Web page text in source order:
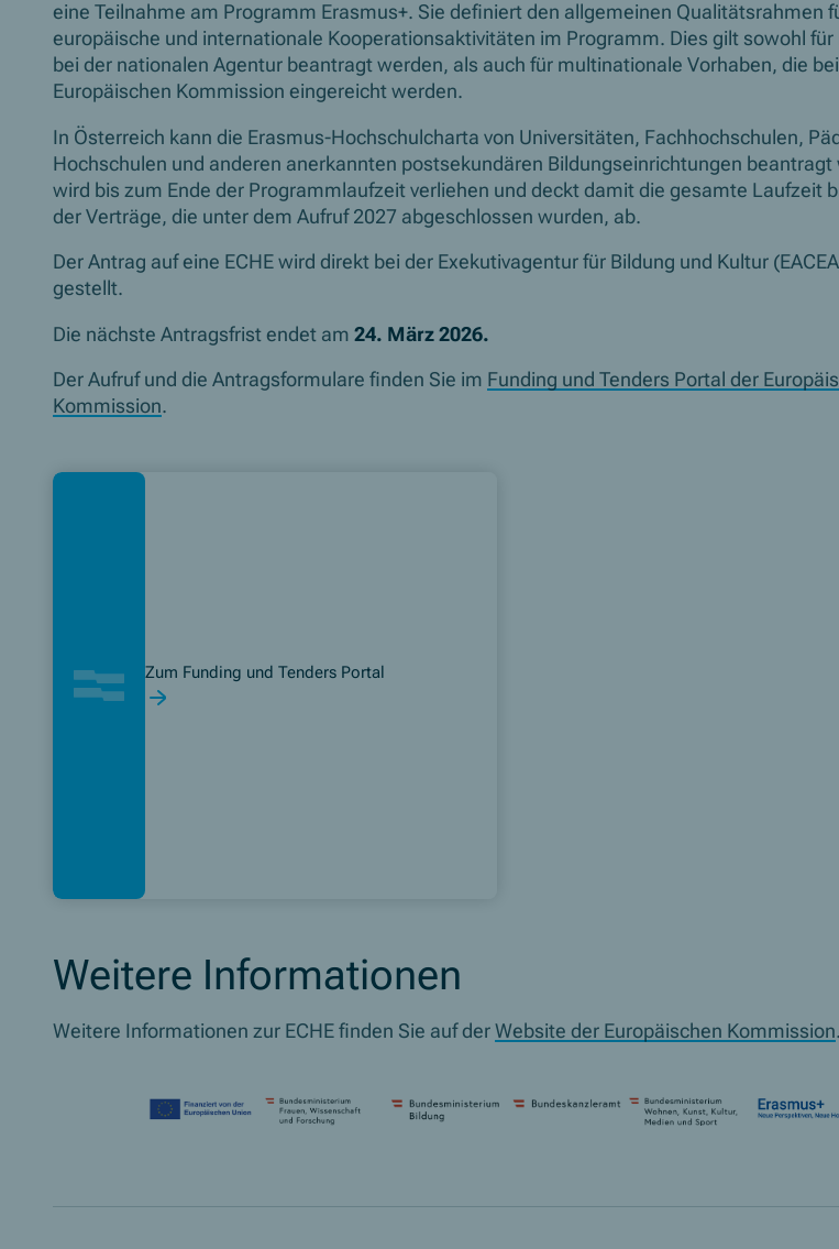
eine Teilnahme am Programm Erasmus+. Sie definiert den allgemeinen Qualitätsrahmen
europäische und internationale Kooperationsaktivitäten im Programm. Dies gilt sowohl für
bei der nationalen Agentur beantragt werden, als auch für multinationale Vorhaben, die
Europäischen Kommission eingereicht werden.
In Österreich kann die Erasmus-Hochschulcharta von Universitäten, Fachhochschulen,
Hochschulen und anderen anerkannten postsekundären Bildungseinrichtungen beantragt
wird bis zum Ende der Programmlaufzeit verliehen und deckt damit die gesamte Laufzeit
der Verträge, die unter dem Aufruf 2027 abgeschlossen wurden, ab.
Der Antrag auf eine ECHE wird direkt bei der Exekutivagentur für Bildung und Kultur
gestellt.
Die nächste Antragsfrist endet am 24. März 2026.
Der Aufruf und die Antragsformulare finden Sie im Funding und Tenders Portal der
Kommission.
Zum Funding und Tenders Portal
Weitere Informationen
Weitere Informationen zur ECHE finden Sie auf der Website der Europäischen Kommission.